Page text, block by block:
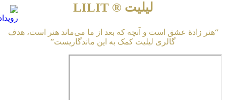
لیلیت ® LILIT
“هنر زادهٔ عشق است و آنچه که بعد از ما می‌ماند هنر است، هدف
گالری لیلیت کمک به این ماندگاریست”